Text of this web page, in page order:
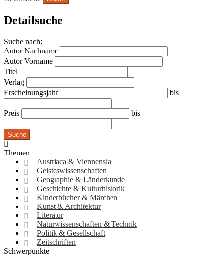
Detailsuche
Suche nach:
Autor Nachname
Autor Vorname
Titel
Verlag
Erscheinungsjahr
bis
Preis bis
Suche
Themen
Austriaca & Viennensia
Geisteswissenschaften
Geographie & Länderkunde
Geschichte & Kulturhistorik
Kinderbücher & Märchen
Kunst & Architektur
Literatur
Naturwissenschaften & Technik
Politik & Gesellschaft
Zeitschriften
Schwerpunkte